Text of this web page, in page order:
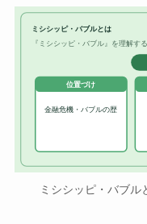
ミシシッピ・バブルとは
『ミシシッピ・バブル』を理解す
位置づけ
金融危機・バブルの歴
ミシシッピ・バブ